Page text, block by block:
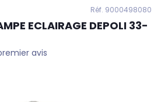
Réf. 9000498080
ECLAIRAGE DEPOLI 33-
avis